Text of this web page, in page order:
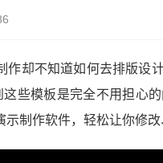
作却不知道如何去排版设
这些模板是完全不用担心
制作软件，轻松让你修